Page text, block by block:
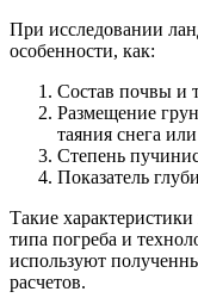
При исследовании
особенности, как:
Состав почвы и
Размещение
таяния снега
Степень
Показатель
Такие
типа погреба и
используют
расчетов.